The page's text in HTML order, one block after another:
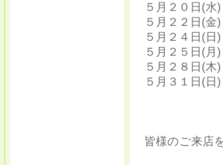
５月２０日(
５月２２日(
５月２４日(
５月２５日(
５月２８日(
５月３１日(
皆様のご来店